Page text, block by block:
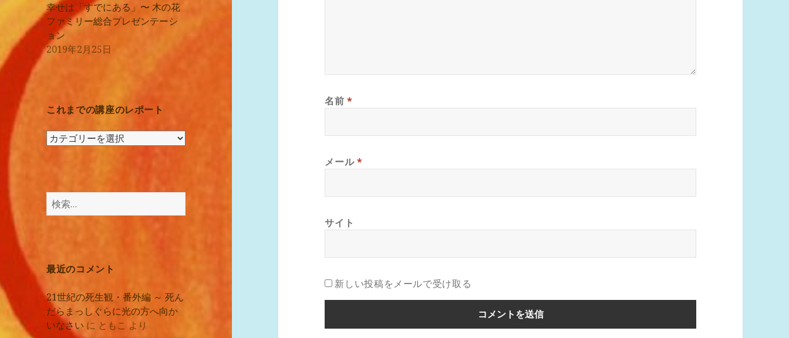
幸せは「すでにある」〜 木の花
ファミリー総合プレゼンテーシ
ョン
2019年2月25日
これまでの講座のレポート
こ
の
講
ポ
ー
ト
検
索:
最近のコメント
21世紀の死生観・番外編 ～ 死ん
だらまっしぐらに光の方へ向か
いなさい に ともこ より
名前*
メール*
サイト
新しい投稿をメールで受け取る